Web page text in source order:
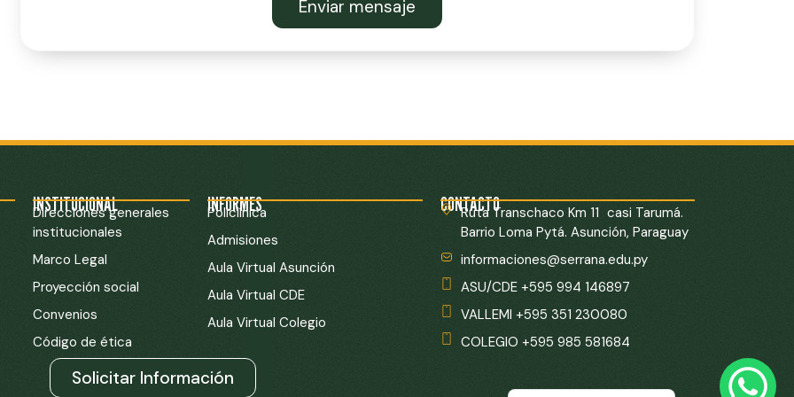
Enviar mensaje
INSTITUCIONAL
Direcciones generales
institucionales
Marco Legal
Proyección social
Convenios
Código de ética
INFORMES
Policlínica
Admisiones
Aula Virtual Asunción
Aula Virtual CDE
Aula Virtual Colegio
CONTACTO
Ruta Transchaco Km 11 casi Tarumá.
Barrio Loma Pytá. Asunción, Paraguay
informaciones@serrana.edu.py
ASU/CDE +595 994 146897
VALLEMI +595 351 230080
COLEGIO +595 985 581684
Solicitar Información